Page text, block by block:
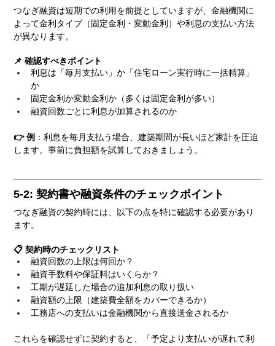
つなぎ融資は短期での利用を前提としていますが、金融機関に
よって金利タイプ（固定金利・変動金利）や利息の支払い方法
が異なります。
📌 確認すべきポイント
利息は「毎月支払い」か「住宅ローン実行時に一括精算」
か
固定金利か変動金利か（多くは固定金利が多い）
融資回数ごとに利息が加算されるのか
👉 例 ：利息を毎月支払う場合、建築期間が長いほど家計を圧迫
します。事前に負担額を試算しておきましょう。
5-2: 契約書や融資条件のチェックポイント
つなぎ融資の契約時には、以下の点を特に確認する必要があり
ます。
📋 契約時のチェックリスト
融資回数の上限は何回か？
融資手数料や保証料はいくらか？
工期が遅延した場合の追加利息の取り扱い
融資額の上限（建築費全額をカバーできるか）
工務店への支払いは金融機関から直接送金されるか
これらを確認せずに契約すると、「予定より支払いが遅れて利